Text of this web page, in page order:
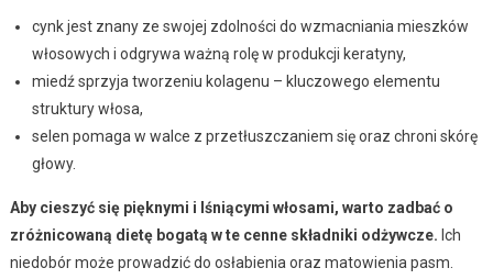
cynk jest znany ze swojej zdolności do wzmacniania mieszków
włosowych i odgrywa ważną rolę w produkcji keratyny,
miedź sprzyja tworzeniu kolagenu – kluczowego elementu
struktury włosa,
selen pomaga w walce z przetłuszczaniem się oraz chroni skórę
głowy.
Aby cieszyć się pięknymi i lśniącymi włosami, warto zadbać o
zróżnicowaną dietę bogatą w te cenne składniki odżywcze. Ich
niedobór może prowadzić do osłabienia oraz matowienia pasm.